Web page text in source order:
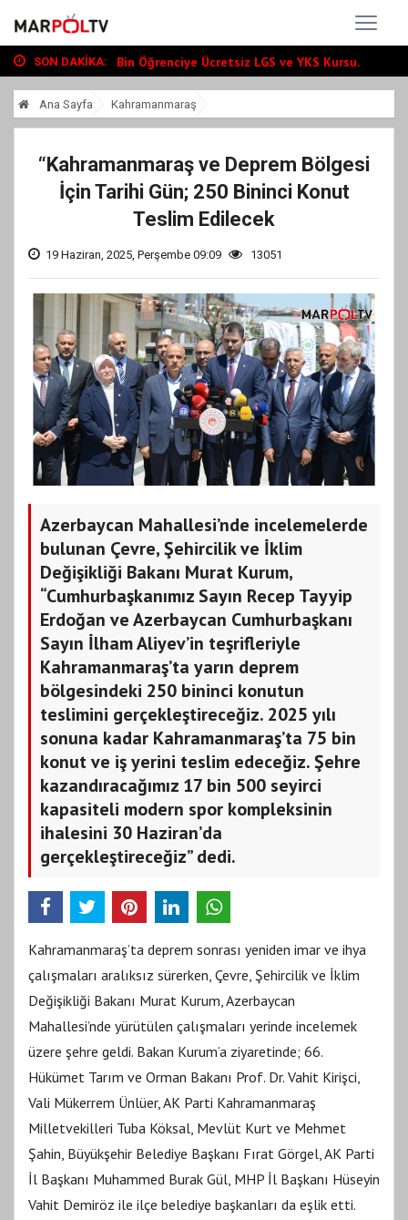
SON DAKIKA:
Bin Öğrenciye Ücretsiz LGS ve YKS Kursu...
“Tour Of Kahramanmaraş” Uluslararası Yol...
Ana Sayfa Kahramanmaraş
“Kahramanmaraş ve Deprem Bölgesi
İçin Tarihi Gün; 250 Bininci Konut
Teslim Edilecek
19 Haziran, 2025, Perşembe 09:09 13051
Azerbaycan Mahallesi’nde incelemelerde
bulunan Çevre, Şehircilik ve İklim
Değişikliği Bakanı Murat Kurum,
“Cumhurbaşkanımız Sayın Recep Tayyip
Erdoğan ve Azerbaycan Cumhurbaşkanı
Sayın İlham Aliyev’in teşrifleriyle
Kahramanmaraş’ta yarın deprem
bölgesindeki 250 bininci konutun
teslimini gerçekleştireceğiz. 2025 yılı
sonuna kadar Kahramanmaraş’ta 75 bin
konut ve iş yerini teslim edeceğiz. Şehre
kazandıracağımız 17 bin 500 seyirci
kapasiteli modern spor kompleksinin
ihalesini 30 Haziran’da
gerçekleştireceğiz” dedi.
Kahramanmaraş’ta deprem sonrası yeniden imar ve ihya
çalışmaları aralıksız sürerken, Çevre, Şehircilik ve İklim
Değişikliği Bakanı Murat Kurum, Azerbaycan
Mahallesi’nde yürütülen çalışmaları yerinde incelemek
üzere şehre geldi. Bakan Kurum’a ziyaretinde; 66.
Hükümet Tarım ve Orman Bakanı Prof. Dr. Vahit Kirişci,
Vali Mükerrem Ünlüer, AK Parti Kahramanmaraş
Milletvekilleri Tuba Köksal, Mevlüt Kurt ve Mehmet
Şahin, Büyükşehir Belediye Başkanı Fırat Görgel, AK Parti
İl Başkanı Muhammed Burak Gül, MHP İl Başkanı Hüseyin
Vahit Demiröz ile ilçe belediye başkanları da eşlik etti.